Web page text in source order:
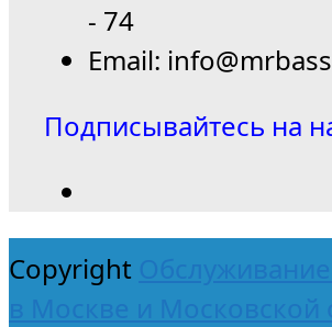
- 74
Email:
Подписывайтесь на
Copyright
в Москве и Московской